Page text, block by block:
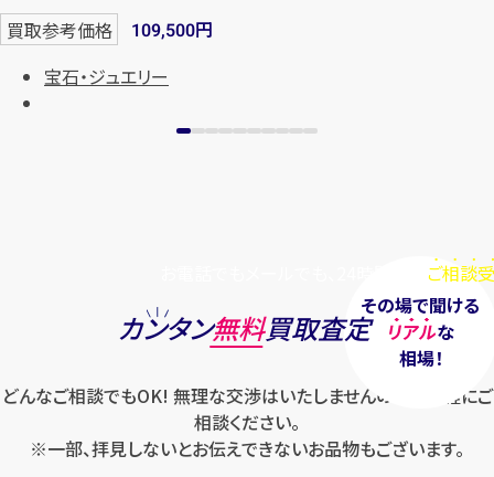
買取参考価格 109,500円
宝石・ジュエリー
ご相談
その場で聞ける
リアルな
相場！
カンタン無料買取査定
どんなご相談でもOK! 無理な交渉はいたしませんのでお気軽にご
相談ください。
※一部、拝見しないとお伝えできないお品物もございます。